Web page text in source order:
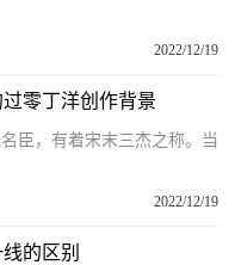
2022/12/19
零丁洋创作背景
臣，有着宋末三杰之称。当
2022/12/19
的区别